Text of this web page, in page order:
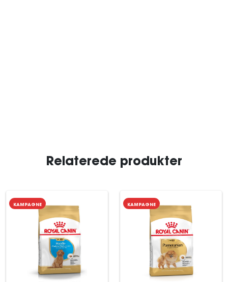
Relaterede produkter
KAMPAGNE KAMPAGNE